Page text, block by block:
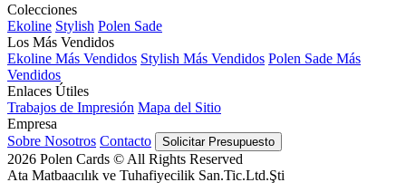
Colecciones
Ekoline Stylish Polen Sade
Los Más Vendidos
Ekoline Más Vendidos Stylish Más Vendidos Polen Sade Más
Vendidos
Enlaces Útiles
Trabajos de Impresión Mapa del Sitio
Empresa
Sobre Nosotros Contacto Solicitar Presupuesto
2026 Polen Cards © All Rights Reserved
Ata Matbaacılık ve Tuhafiyecilik San.Tic.Ltd.Şti